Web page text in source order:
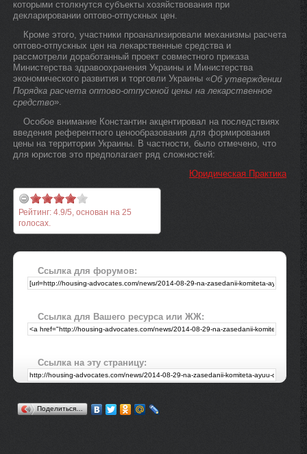
которыми столкнутся субъекты хозяйствования при
декларировании оптово-отпускных цен.
Кроме этого, участники проанализировали механизмы расчета
оптово-отпускных цен на лекарственные средства и
рассмотрели доработанный проект совместного приказа
Министерства здравоохранения Украины и Министерства
экономического развития и торговли Украины «Об утверждении
Порядка расчета оптово-отпускной цены на лекарственное
средство».
Особое внимание Константин акцентировал на последствиях
введения референтного ценообразования для формирования
цены на территории Украины. В частности, было отмечено, что
для юристов это предполагает ряд сложностей:
Юридическая Практика
Рейтинг: 4.9/5, основан на 25
голосах.
Ссылка для форумов:
Ссылка для Вашего ресурса или ЖЖ:
Ссылка на эту страницу:
Поделиться…